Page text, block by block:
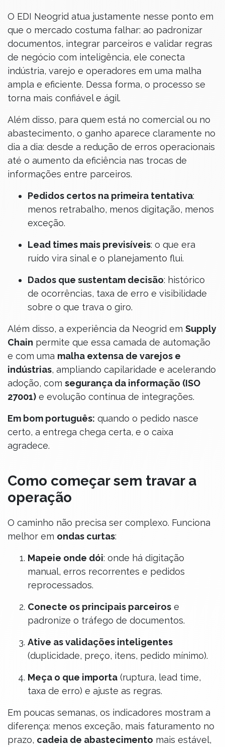
O EDI Neogrid atua justamente nesse ponto em
que o mercado costuma falhar: ao padronizar
documentos, integrar parceiros e validar regras
de negócio com inteligência, ele conecta
indústria, varejo e operadores em uma malha
ampla e eficiente. Dessa forma, o processo se
torna mais confiável e ágil.
Além disso, para quem está no comercial ou no
abastecimento, o ganho aparece claramente no
dia a dia: desde a redução de erros operacionais
até o aumento da eficiência nas trocas de
informações entre parceiros.
Pedidos certos na primeira tentativa:
menos retrabalho, menos digitação, menos
exceção.
Lead times mais previsíveis: o que era
ruído vira sinal e o planejamento flui.
Dados que sustentam decisão: histórico
de ocorrências, taxa de erro e visibilidade
sobre o que trava o giro.
Além disso, a experiência da Neogrid em Supply
Chain permite que essa camada de automação
e com uma malha extensa de varejos e
indústrias, ampliando capilaridade e acelerando
adoção, com segurança da informação (ISO
27001) e evolução contínua de integrações.
Em bom português: quando o pedido nasce
certo, a entrega chega certa, e o caixa
agradece.
Como começar sem travar a
operação
O caminho não precisa ser complexo. Funciona
melhor em ondas curtas:
Mapeie onde dói: onde há digitação
manual, erros recorrentes e pedidos
reprocessados.
Conecte os principais parceiros e
padronize o tráfego de documentos.
Ative as validações inteligentes
(duplicidade, preço, itens, pedido mínimo).
Meça o que importa (ruptura, lead time,
taxa de erro) e ajuste as regras.
Em poucas semanas, os indicadores mostram a
diferença: menos exceção, mais faturamento no
prazo, cadeia de abastecimento mais estável,